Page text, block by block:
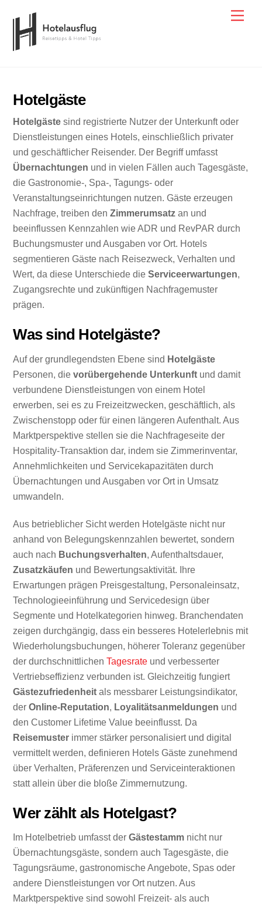
content
Hotelgäste
Hotelgäste sind registrierte Nutzer der Unterkunft oder
Dienstleistungen eines Hotels, einschließlich privater
und geschäftlicher Reisender. Der Begriff umfasst
Übernachtungen und in vielen Fällen auch Tagesgäste,
die Gastronomie-, Spa-, Tagungs- oder
Veranstaltungseinrichtungen nutzen. Gäste erzeugen
Nachfrage, treiben denZimmerumsatz an und
beeinflussen Kennzahlen wie ADR und RevPAR durch
Buchungsmuster und Ausgaben vor Ort. Hotels
segmentieren Gäste nach Reisezweck, Verhalten und
Wert, da diese Unterschiede dieServiceerwartungen,
Zugangsrechte und zukünftigen Nachfragemuster
prägen.
Was sind Hotelgäste?
Auf der grundlegendsten Ebene sind Hotelgäste
Personen, dievorübergehende Unterkunft und damit
verbundene Dienstleistungen von einem Hotel
erwerben, sei es zu Freizeitzwecken, geschäftlich, als
Zwischenstopp oder für einen längeren Aufenthalt. Aus
Marktperspektive stellen sie die Nachfrageseite der
Hospitality-Transaktion dar, indem sie Zimmerinventar,
Annehmlichkeiten und Servicekapazitäten durch
Übernachtungen und Ausgaben vor Ort in Umsatz
umwandeln.
Aus betrieblicher Sicht werden Hotelgäste nicht nur
anhand von Belegungskennzahlen bewertet, sondern
auch nach Buchungsverhalten, Aufenthaltsdauer,
Zusatzkäufen und Bewertungsaktivität. Ihre
Erwartungen prägen Preisgestaltung, Personaleinsatz,
Technologieeinführung und Servicedesign über
Segmente und Hotelkategorien hinweg. Branchendaten
zeigen durchgängig, dass ein besseres Hotelerlebnis mit
Wiederholungsbuchungen, höherer Toleranz gegenüber
der durchschnittlichenTagesrate und verbesserter
Vertriebseffizienz verbunden ist. Gleichzeitig fungiert
Gästezufriedenheit als messbarer Leistungsindikator,
derOnline-Reputation, Loyalitätsanmeldungen und
den Customer Lifetime Value beeinflusst. Da
Reisemuster immer stärker personalisiert und digital
vermittelt werden, definieren Hotels Gäste zunehmend
über Verhalten, Präferenzen und Serviceinteraktionen
statt allein über die bloße Zimmernutzung.
Wer zählt als Hotelgast?
Im Hotelbetrieb umfasst derGästestamm nicht nur
Übernachtungsgäste, sondern auch Tagesgäste, die
Tagungsräume, gastronomische Angebote, Spas oder
andere Dienstleistungen vor Ort nutzen. Aus
Marktperspektive sind sowohl Freizeit- als auch